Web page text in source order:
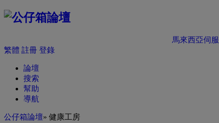
馬來西亞伺
繁體 註冊 登錄
論壇
搜索
幫助
導航
公仔箱論壇» 健康工房